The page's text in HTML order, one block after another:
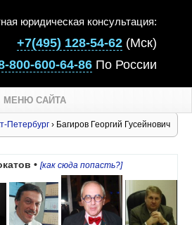
юридическая консультация:
+7(495) 128-54-62 (Мск)
800-600-64-86 По России
МЕНЮ САЙТА
Петербург › Багиров Георгий Гусейнович
• [как сюда попасть?]